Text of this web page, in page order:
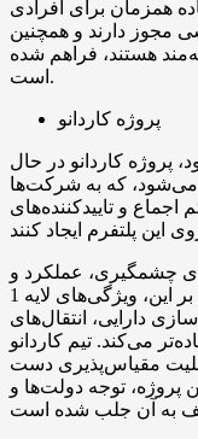
همزمان برای افرادی
مجوز دارند و همچنین
هستند، فراهم شده
است.
پروژه کاردانو
پروژه کاردانو در حال
می‌شود، که به شرکت‌ها
اجماع و تاییدکننده‌های
چشمگیری، عملکرد و
یکپارچگی مشاغل را بهبود می‌بخشد. علاوه بر این، ویژگی‌های لایه 1
دارایی، انتقال‌های
می‌کند. تیم کاردانو
1، به افزایش قابلیت مقیاس‌پذیری دست
پروژه، توجه دولت‌ها و